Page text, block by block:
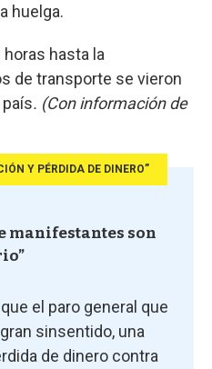
huelga.
hasta la
de transporte se vieron
. (Con información de
Y PÉRDIDA DE DINERO”
manifestantes son
el paro general que
sinsentido, una
de dinero contra